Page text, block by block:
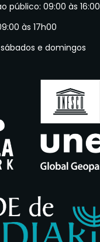
público: 09:00 às 16:00
às 17h00
e domingos